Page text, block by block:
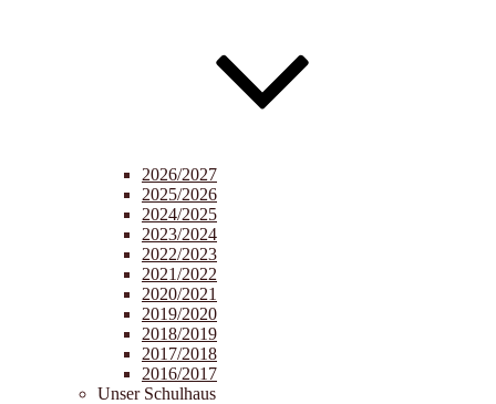
2026/2027
2025/2026
2024/2025
2023/2024
2022/2023
2021/2022
2020/2021
2019/2020
2018/2019
2017/2018
2016/2017
Unser Schulhaus